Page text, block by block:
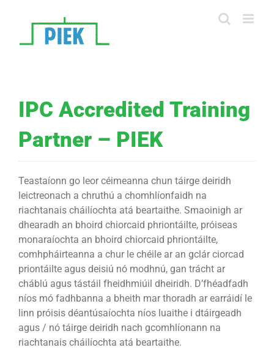
IPC Accredited Training
Partner – PIEK
Teastaíonn go leor céimeanna chun táirge deiridh
leictreonach a chruthú a chomhlíonfaidh na
riachtanais cháilíochta atá beartaithe. Smaoinigh ar
dhearadh an bhoird chiorcaid phriontáilte, próiseas
monaraíochta an bhoird chiorcaid phriontáilte,
comhpháirteanna a chur le chéile ar an gclár ciorcad
priontáilte agus deisiú nó modhnú, gan trácht ar
cháblú agus tástáil fheidhmiúil dheiridh. D’fhéadfadh
níos mó fadhbanna a bheith mar thoradh ar earráidí le
linn próisis déantúsaíochta níos luaithe i dtáirgeadh
agus / nó táirge deiridh nach gcomhlíonann na
riachtanais cháilíochta atá beartaithe.